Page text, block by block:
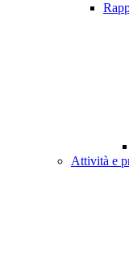
Attività e